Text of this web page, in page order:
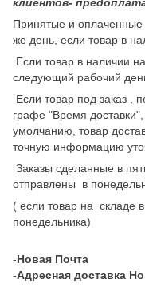
клиентов-
Принятые и оплаченные
же день, если товар в
Если товар в наличии
следующий рабочий
Если товар под заказ ,
графе "Время доставки",
умолчанию, товар
точную информацию
Заказы сделанные в
отправлены в
( если товар на складе
понедельника)
-Новая Почта
-Адресная доставка